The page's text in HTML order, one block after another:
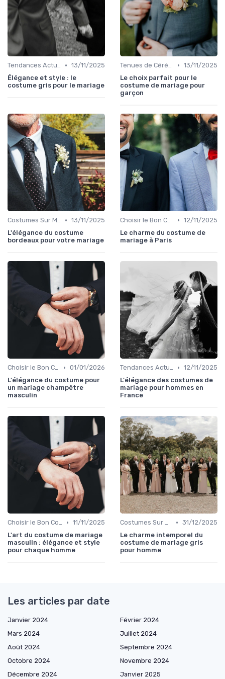
Tendances Actuelles • 13/11/2025
Élégance et style : le
costume gris pour le mariage
Tenues de Cérémonie • 13/11/2025
Le choix parfait pour le
costume de mariage pour
garçon
Costumes Sur Mesure • 13/11/2025
L'élégance du costume
bordeaux pour votre mariage
Choisir le Bon Costume • 12/11/2025
Le charme du costume de
mariage à Paris
Choisir le Bon Costume • 01/01/2026
L'élégance du costume pour
un mariage champêtre
masculin
Tendances Actuelles • 12/11/2025
L'élégance des costumes de
mariage pour hommes en
France
Choisir le Bon Costume • 11/11/2025
L'art du costume de mariage
masculin : élégance et style
pour chaque homme
Costumes Sur Mesure • 31/12/2025
Le charme intemporel du
costume de mariage gris
pour homme
Les articles par date
Janvier 2024
Février 2024
Mars 2024
Juillet 2024
Août 2024
Septembre 2024
Octobre 2024
Novembre 2024
Décembre 2024
Janvier 2025